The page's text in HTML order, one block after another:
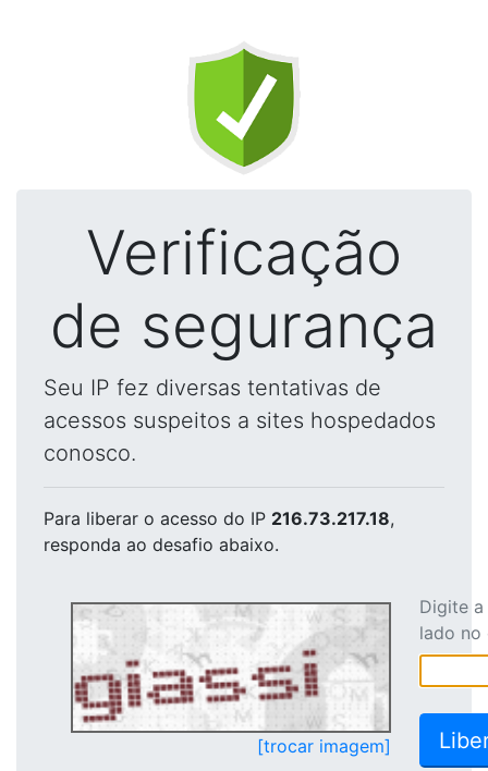
Verificação
de segurança
Seu IP fez diversas tentativas de
acessos suspeitos a sites hospedados
conosco.
Para liberar o acesso do IP 216.73.217.18,
responda ao desafio abaixo.
[trocar imagem]
Digite
lado no